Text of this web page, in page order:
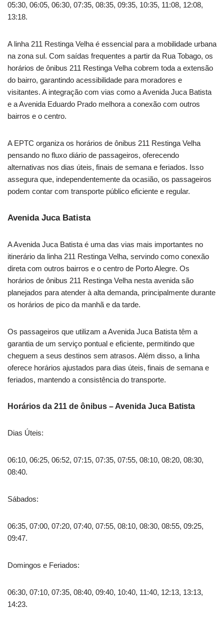
05:30, 06:05, 06:30, 07:35, 08:35, 09:35, 10:35, 11:08, 12:08,
13:18.
A linha 211 Restinga Velha é essencial para a mobilidade urbana
na zona sul. Com saídas frequentes a partir da Rua Tobago, os
horários de ônibus 211 Restinga Velha cobrem toda a extensão
do bairro, garantindo acessibilidade para moradores e
visitantes. A integração com vias como a Avenida Juca Batista
e a Avenida Eduardo Prado melhora a conexão com outros
bairros e o centro.
A EPTC organiza os horários de ônibus 211 Restinga Velha
pensando no fluxo diário de passageiros, oferecendo
alternativas nos dias úteis, finais de semana e feriados. Isso
assegura que, independentemente da ocasião, os passageiros
podem contar com transporte público eficiente e regular.
Avenida Juca Batista
A Avenida Juca Batista é uma das vias mais importantes no
itinerário da linha 211 Restinga Velha, servindo como conexão
direta com outros bairros e o centro de Porto Alegre. Os
horários de ônibus 211 Restinga Velha nesta avenida são
planejados para atender à alta demanda, principalmente durante
os horários de pico da manhã e da tarde.
Os passageiros que utilizam a Avenida Juca Batista têm a
garantia de um serviço pontual e eficiente, permitindo que
cheguem a seus destinos sem atrasos. Além disso, a linha
oferece horários ajustados para dias úteis, finais de semana e
feriados, mantendo a consistência do transporte.
Horários da 211 de ônibus – Avenida Juca Batista
Dias Úteis:
06:10, 06:25, 06:52, 07:15, 07:35, 07:55, 08:10, 08:20, 08:30,
08:40.
Sábados:
06:35, 07:00, 07:20, 07:40, 07:55, 08:10, 08:30, 08:55, 09:25,
09:47.
Domingos e Feriados:
06:30, 07:10, 07:35, 08:40, 09:40, 10:40, 11:40, 12:13, 13:13,
14:23.